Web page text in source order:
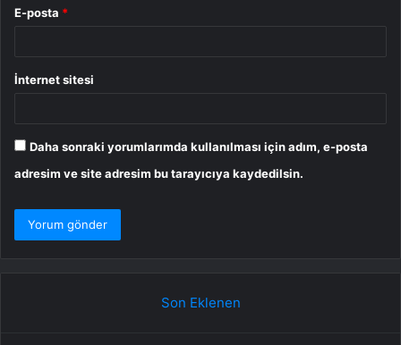
E-posta *
İnternet sitesi
Daha sonraki yorumlarımda kullanılması için adım, e-posta
adresim ve site adresim bu tarayıcıya kaydedilsin.
Son Eklenen